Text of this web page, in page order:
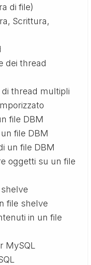
di file)
Scrittura,
dei thread
thread multipli
file DBM
file DBM
un file DBM
oggetti su un file
file shelve
in un file
MySQL